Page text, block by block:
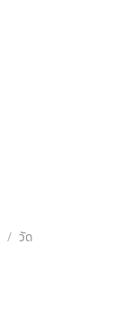
/ วัด